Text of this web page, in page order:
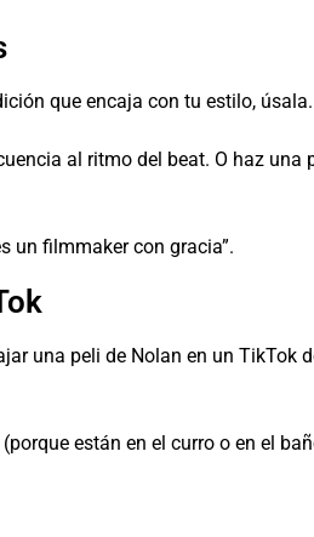
que encaja con tu estilo, úsala.
al ritmo del beat. O haz una
un filmmaker con gracia”.
una peli de Nolan en un TikTok
están en el curro o en el